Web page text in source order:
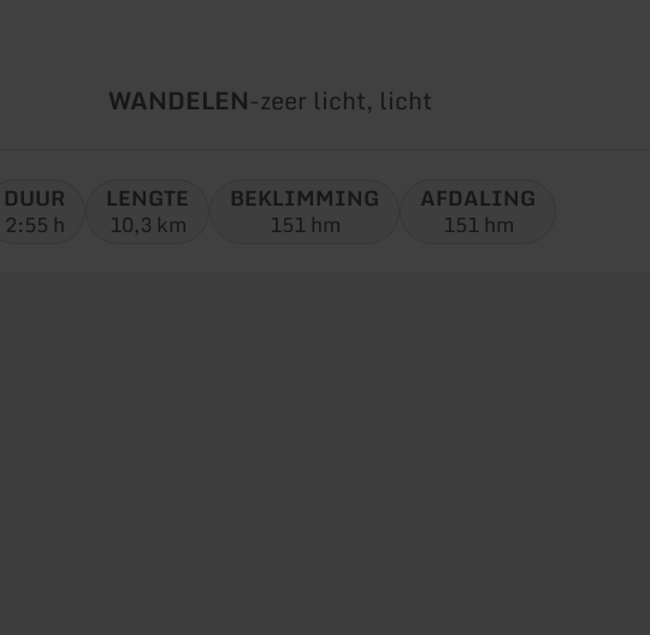
Soort
WANDELEN-Moeilijkheidsgraad:
zeer licht, licht
DUUR
2:55 h
LENGTE
10,3 km
BEKLIMMING
151 hm
AFDALING
151 hm